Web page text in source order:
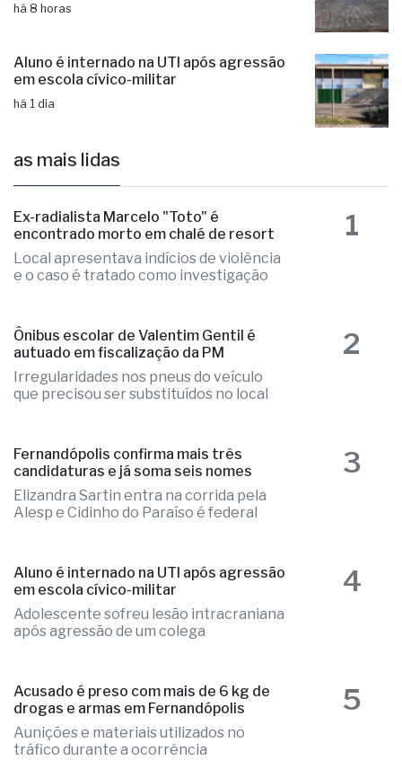
há 8 horas
Aluno é internado na UTI após agressão
em escola cívico-militar
há 1 dia
as mais lidas
Ex-radialista Marcelo "Toto" é
encontrado morto em chalé de resort
Local apresentava indícios de violência
e o caso é tratado como investigação
1
Ônibus escolar de Valentim Gentil é
autuado em fiscalização da PM
Irregularidades nos pneus do veículo
que precisou ser substituídos no local
2
Fernandópolis confirma mais três
candidaturas e já soma seis nomes
Elizandra Sartin entra na corrida pela
Alesp e Cidinho do Paraíso é federal
3
Aluno é internado na UTI após agressão
em escola cívico-militar
Adolescente sofreu lesão intracraniana
após agressão de um colega
4
Acusado é preso com mais de 6 kg de
drogas e armas em Fernandópolis
Aunições e materiais utilizados no
tráfico durante a ocorrência
5